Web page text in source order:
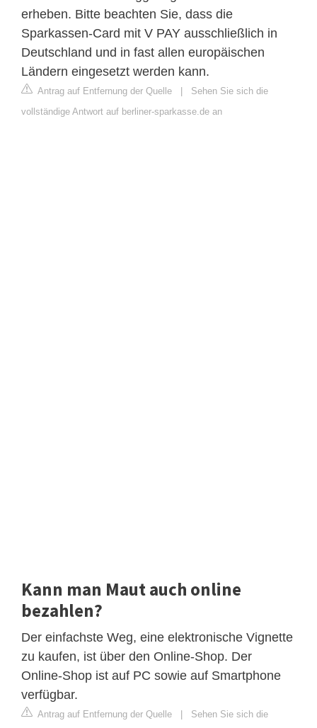
erheben. Bitte beachten Sie, dass die
Sparkassen-Card mit V PAY ausschließlich in
Deutschland und in fast allen europäischen
Ländern eingesetzt werden kann.
Antrag auf Entfernung der Quelle | Sehen Sie sich die
vollständige Antwort auf berliner-sparkasse.de an
Kann man Maut auch online
bezahlen?
Der einfachste Weg, eine elektronische Vignette
zu kaufen, ist über den Online-Shop. Der
Online-Shop ist auf PC sowie auf Smartphone
verfügbar.
Antrag auf Entfernung der Quelle | Sehen Sie sich die